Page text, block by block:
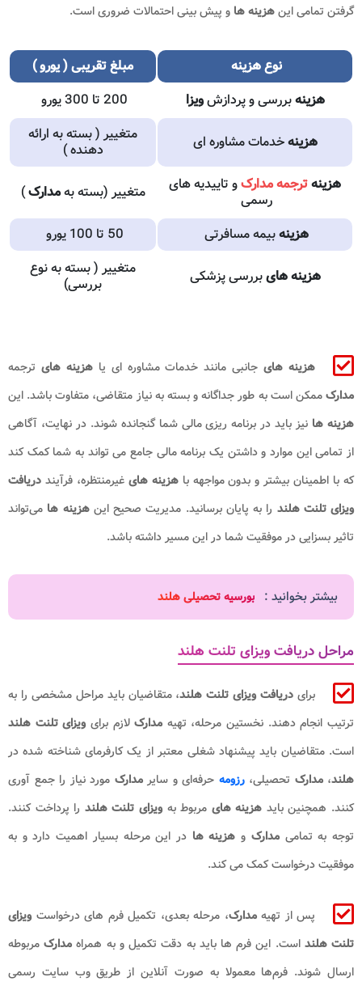
گرفتن تمامی اینهزینه ها و پیش بینی احتمالات ضروری است.
نوعهزینه
مبلغ تقریبی ( یورو )
هزینهبررسی و پردازشویزا 200 تا 300 یورو
هزینهخدمات مشاوره ای
متغییر ( بسته به ارائه
دهنده )
هزینهترجمه مدارکو تاییدیه های
رسمی
متغییر (بسته بهمدارک)
هزینهبیمه مسافرتی 50 تا 100 یورو
هزینه هایبررسی پزشکی
متغییر ( بسته به نوع
بررسی)
هزینه‌ هایجانبی مانند خدمات مشاوره ‌ای یاهزینه های ترجمه
مدارکممکن است به طور جداگانه و بسته به نیاز متقاضی، متفاوت باشد. این
هزینه ‌ها نیز باید در برنامه ‌ریزی مالی شما گنجانده شوند. در نهایت، آگاهی
از تمامی این موارد و داشتن یک برنامه مالی جامع می تواند به شما کمک کند
که با اطمینان بیشتر و بدون مواجهه باهزینه های غیرمنتظره، فرآیند دریافت
ویزای تلنت هلند را به پایان برسانید. مدیریت صحیح اینهزینه ‌ها می‌تواند
تاثیر بسزایی در موفقیت شما در این مسیر داشته باشد.
بیشتر بخوانید : بورسیه تحصیلی هلند
مراحل دریافت ویزای تلنت هلند
برای دریافت ویزای تلنت هلند، متقاضیان باید مراحل مشخصی را به
ترتیب انجام دهند. نخستین مرحله، تهیه مدارکلازم برای ویزای تلنت هلند
است. متقاضیان باید پیشنهاد شغلی معتبر از یک کارفرمای شناخته شده در
هلند،مدارک تحصیلی،رزومه حرفه‌ای و سایرمدارک مورد نیاز را جمع آوری
کنند. همچنین باید هزینه ‌های مربوط بهویزای تلنت هلند را پرداخت کنند.
توجه به تمامیمدارک و هزینه ‌ها در این مرحله بسیار اهمیت دارد و به
موفقیت درخواست کمک می‌ کند.
پس از تهیهمدارک، مرحله بعدی، تکمیل فرم‌ های درخواست ویزای
تلنت هلند است. این فرم‌ ها باید به دقت تکمیل و به همراه مدارک مربوطه
ارسال شوند. فرم‌ها معمولا به صورت آنلاین از طریق وب‌ سایت رسمی